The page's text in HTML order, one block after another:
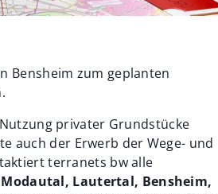
Bensheim zum geplanten
privater Grundstücke
auch der Erwerb der Wege- und
terranets bw alle
Lautertal, Bensheim,